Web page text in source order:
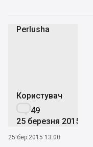
Perlusha
Користувач
49
25 березня 2015
25 бер 2015 13:00